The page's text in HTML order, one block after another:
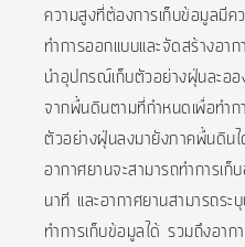
ความสูงที่ต้องการเก็บข้อมูลมี
ทำการออกแบบและจัดสร้างอ
นำอุปกรณ์เก็บตัวอย่างฝุ่นละอ
จากพื้นดินตามที่กำหนดเพื่อทำ
ตัวอย่างฝุ่นลงมายังภาคพื้นดิน
อากาศยานจะสามารถทำการเ
นาที และอากาศยานสามารถร
ทำการเก็บข้อมูลได้ รวมถึงอา